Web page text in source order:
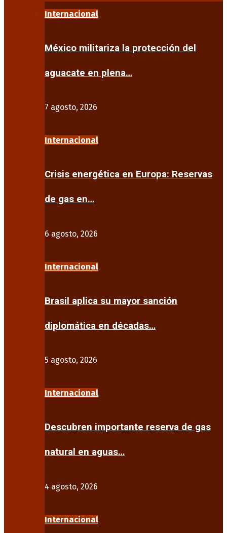
Internacional
México militariza la protección del
aguacate en plena…
7 agosto, 2026
Internacional
Crisis energética en Europa: Reservas
de gas en…
6 agosto, 2026
Internacional
Brasil aplica su mayor sanción
diplomática en décadas…
5 agosto, 2026
Internacional
Descubren importante reserva de gas
natural en aguas…
4 agosto, 2026
Internacional